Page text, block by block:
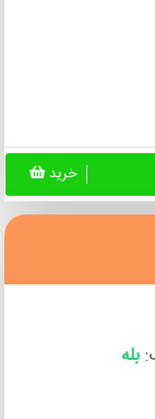
خرید
بله